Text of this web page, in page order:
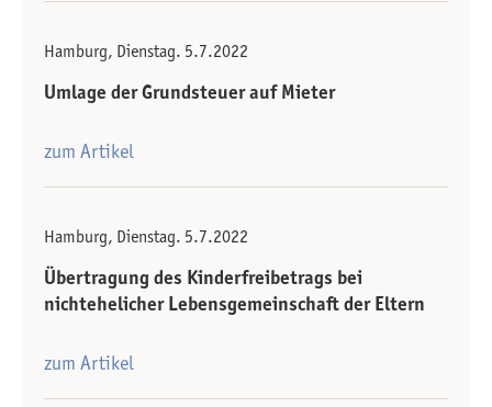
Hamburg, Dienstag. 5.7.2022
Umlage der Grundsteuer auf Mieter
zum Artikel
Hamburg, Dienstag. 5.7.2022
Übertragung des Kinderfreibetrags bei
nichtehelicher Lebensgemeinschaft der Eltern
zum Artikel